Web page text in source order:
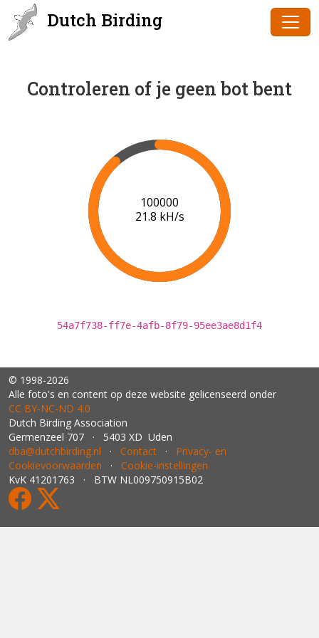
Dutch Birding
Controleren of je geen bot bent
101000
21.8 kH/s
54a7f738-ff7e-4afb-8f79-95ee3ae8d1f4
© 1998-2026
Alle foto's en content op deze website gelicenseerd onder
CC BY‑NC‑ND 4.0
Dutch Birding Association
Germenzeel 707 · 5403 XD Uden
dba@dutchbirding.nl · Contact · Privacy- en
Cookievoorwaarden · Cookie-instellingen
KvK 41201763 · BTW NL009750915B02